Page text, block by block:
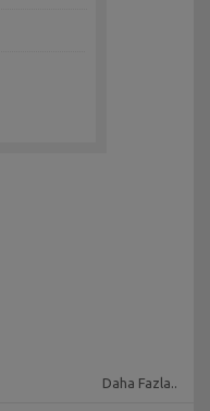
Daha Fazla..